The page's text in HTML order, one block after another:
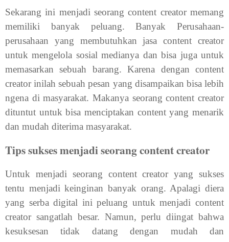
Sekarang ini menjadi seorang content creator memang
memiliki banyak peluang. Banyak Perusahaan-
perusahaan yang membutuhkan jasa content creator
untuk mengelola sosial medianya dan bisa juga untuk
memasarkan sebuah barang. Karena dengan content
creator inilah sebuah pesan yang disampaikan bisa lebih
ngena di masyarakat. Makanya seorang content creator
dituntut untuk bisa menciptakan content yang menarik
dan mudah diterima masyarakat.
Tips sukses menjadi seorang content creator
Untuk menjadi seorang content creator yang sukses
tentu menjadi keinginan banyak orang. Apalagi diera
yang serba digital ini peluang untuk menjadi content
creator sangatlah besar. Namun, perlu diingat bahwa
kesuksesan tidak datang dengan mudah dan